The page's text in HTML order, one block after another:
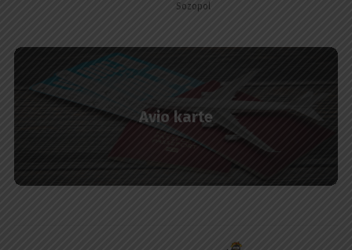
Sozopol
Avio karte